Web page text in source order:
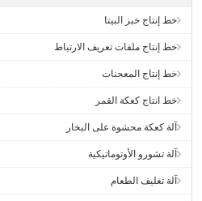
خط إنتاج خبز البيتا
خط إنتاج ملفات تعريف الارتباط
خط إنتاج المعجنات
خط انتاج كعكة القمر
آلة كعكة محشوة على البخار
آلة تشورو الأوتوماتيكية
آلة تغليف الطعام